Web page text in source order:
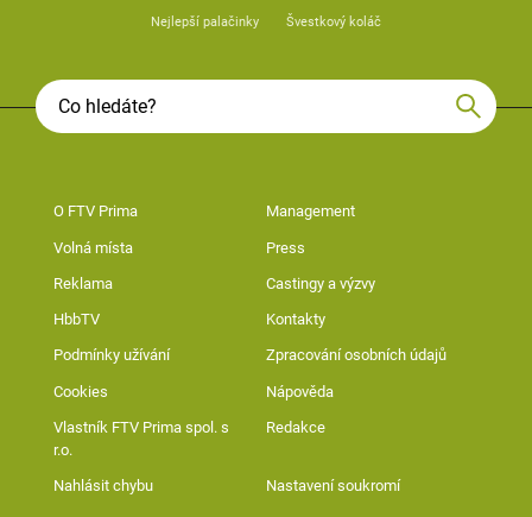
Nejlepší palačinky Švestkový koláč
O FTV Prima Management
Volná místa Press
Reklama Castingy a výzvy
HbbTV Kontakty
Podmínky užívání Zpracování osobních údajů
Cookies Nápověda
Vlastník FTV Prima spol. s
r.o.
Redakce
Nahlásit chybu Nastavení soukromí